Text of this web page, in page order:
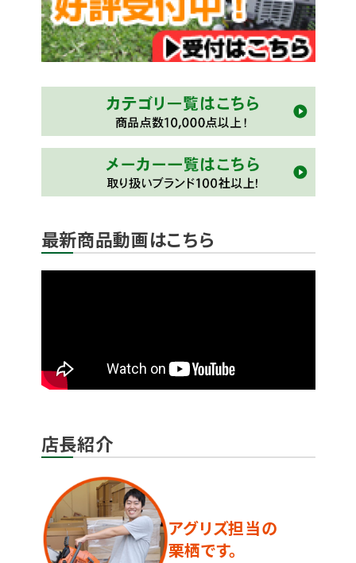
最新商品動画はこちら
店長紹介
アグリズ担当の
栗栖です。